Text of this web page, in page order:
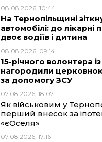
08.08.2026, 10:44
На Тернопільщині
автомобілі: до лікарні
двоє водіїв і дитина
08.08.2026, 09:14
15-річного волонтера
нагородили
за допомогу ЗСУ
07.08.2026, 18:07
Як військовим у
перший внесок за
«єОселя»
07.08.2026, 17:16